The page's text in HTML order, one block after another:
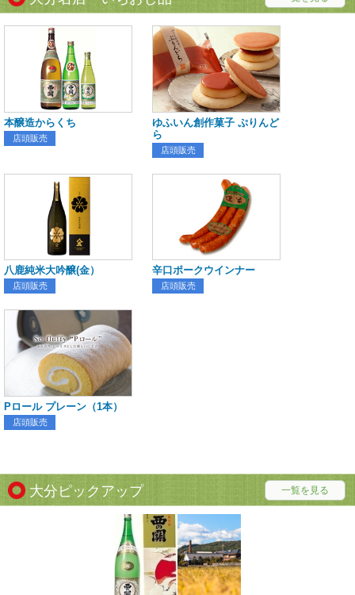
本醸造からくち
店頭販売
ゆふいん創作菓子 ぷりんど
ら
店頭販売
八鹿純米大吟醸(金）
店頭販売
辛口ポークウインナー
店頭販売
Pロール プレーン（1本）
店頭販売
大分ピックアップ 一覧を見る